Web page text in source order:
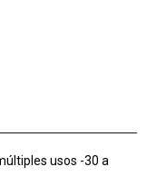
usos -30 a